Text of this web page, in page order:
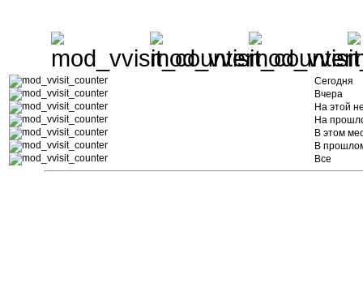
Сегодня
Вчера
На этой
На
В этом
В
Все